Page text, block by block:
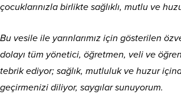
çocuklarınızla birlikte sağlıklı, mutlu ve
Bu vesile ile yarınlarımız için gösterilen
dolayı tüm yönetici, öğretmen, veli ve
tebrik ediyor; sağlık, mutluluk ve huzur
geçirmenizi diliyor, saygılar sunuyorum.